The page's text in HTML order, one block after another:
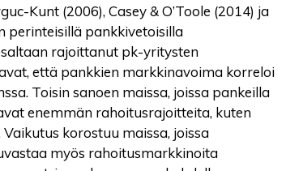
Kunt (2006), Casey & O’Toole (2014) ja
perinteisillä pankkivetoisilla
rajoittanut pk-yritysten
että pankkien markkinavoima korreloi
Toisin sanoen maissa, joissa pankeilla
enemmän rahoitusrajoitteita, kuten
korostuu maissa, joissa
myös rahoitusmarkkinoita